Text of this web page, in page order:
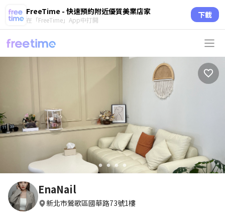
FreeTime - 快速預約附近優質美業店家
在「FreeTime」App中打開 下載
circle circle circle circle
EnaNail
新北市鶯歌區國華路73號1樓